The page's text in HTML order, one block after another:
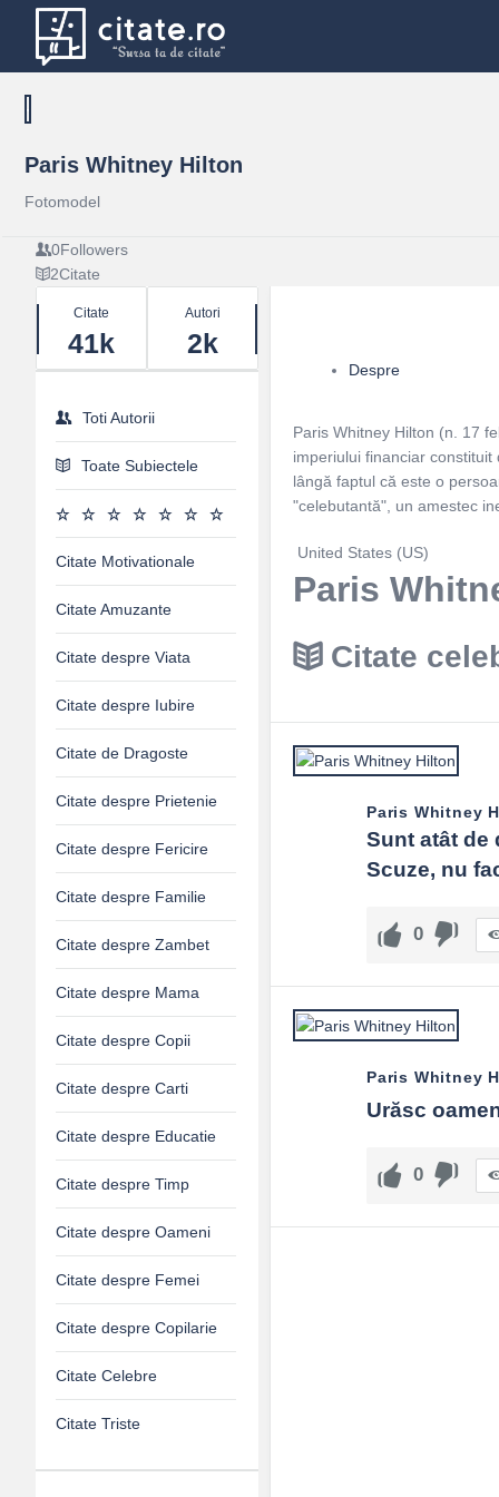
Paris Whitney Hilton
Fotomodel
0Followers
2Citate
Despre
Paris Whitney Hilton (n. 17
imperiului financiar
lângă faptul că este o
"celebutantă", un amestec
United States (US)
Paris
Citate
Paris Whitney
Sunt atât de
Scuze, nu
0
Paris Whitney
Urăsc
0
Stats
Citate
41k
Autori
2k
Toti Autorii
Toate Subiectele
Citate Motivationale
Citate Amuzante
Citate despre Viata
Citate despre Iubire
Citate de Dragoste
Citate despre Prietenie
Citate despre Fericire
Citate despre Familie
Citate despre Zambet
Citate despre Mama
Citate despre Copii
Citate despre Carti
Citate despre Educatie
Citate despre Timp
Citate despre Oameni
Citate despre Femei
Citate despre Copilarie
Citate Celebre
Citate Triste